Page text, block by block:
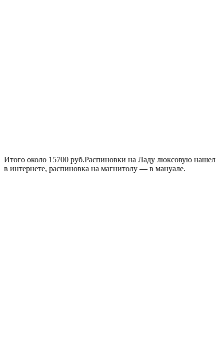
Итого около 15700 руб.Распиновки на Ладу люксовую нашел
в интернете, распиновка на магнитолу — в мануале.